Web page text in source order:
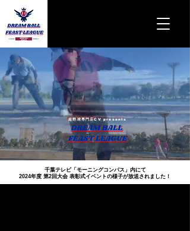
超野球専門店CV presents
千葉テレビ「モーニングコンパス」内にて
2024年度 第2回大会 ​表彰式イベントの様子が放送されました！